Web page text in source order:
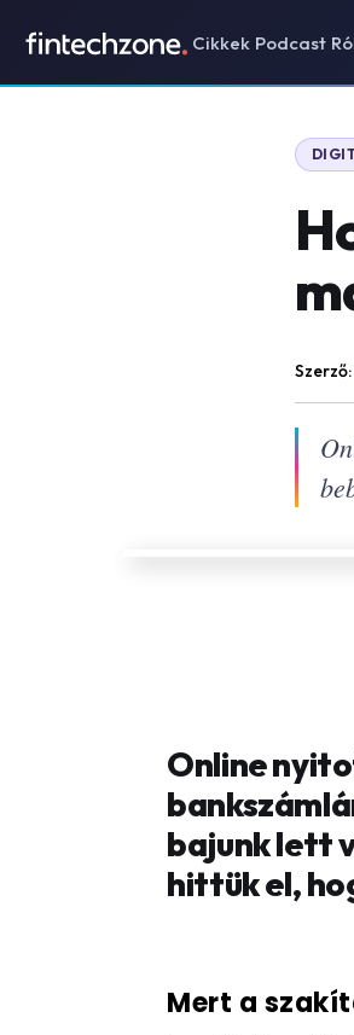
Cikkek Podcast
Szerző:
Online
bajunk lett
hittük el,
Mert a